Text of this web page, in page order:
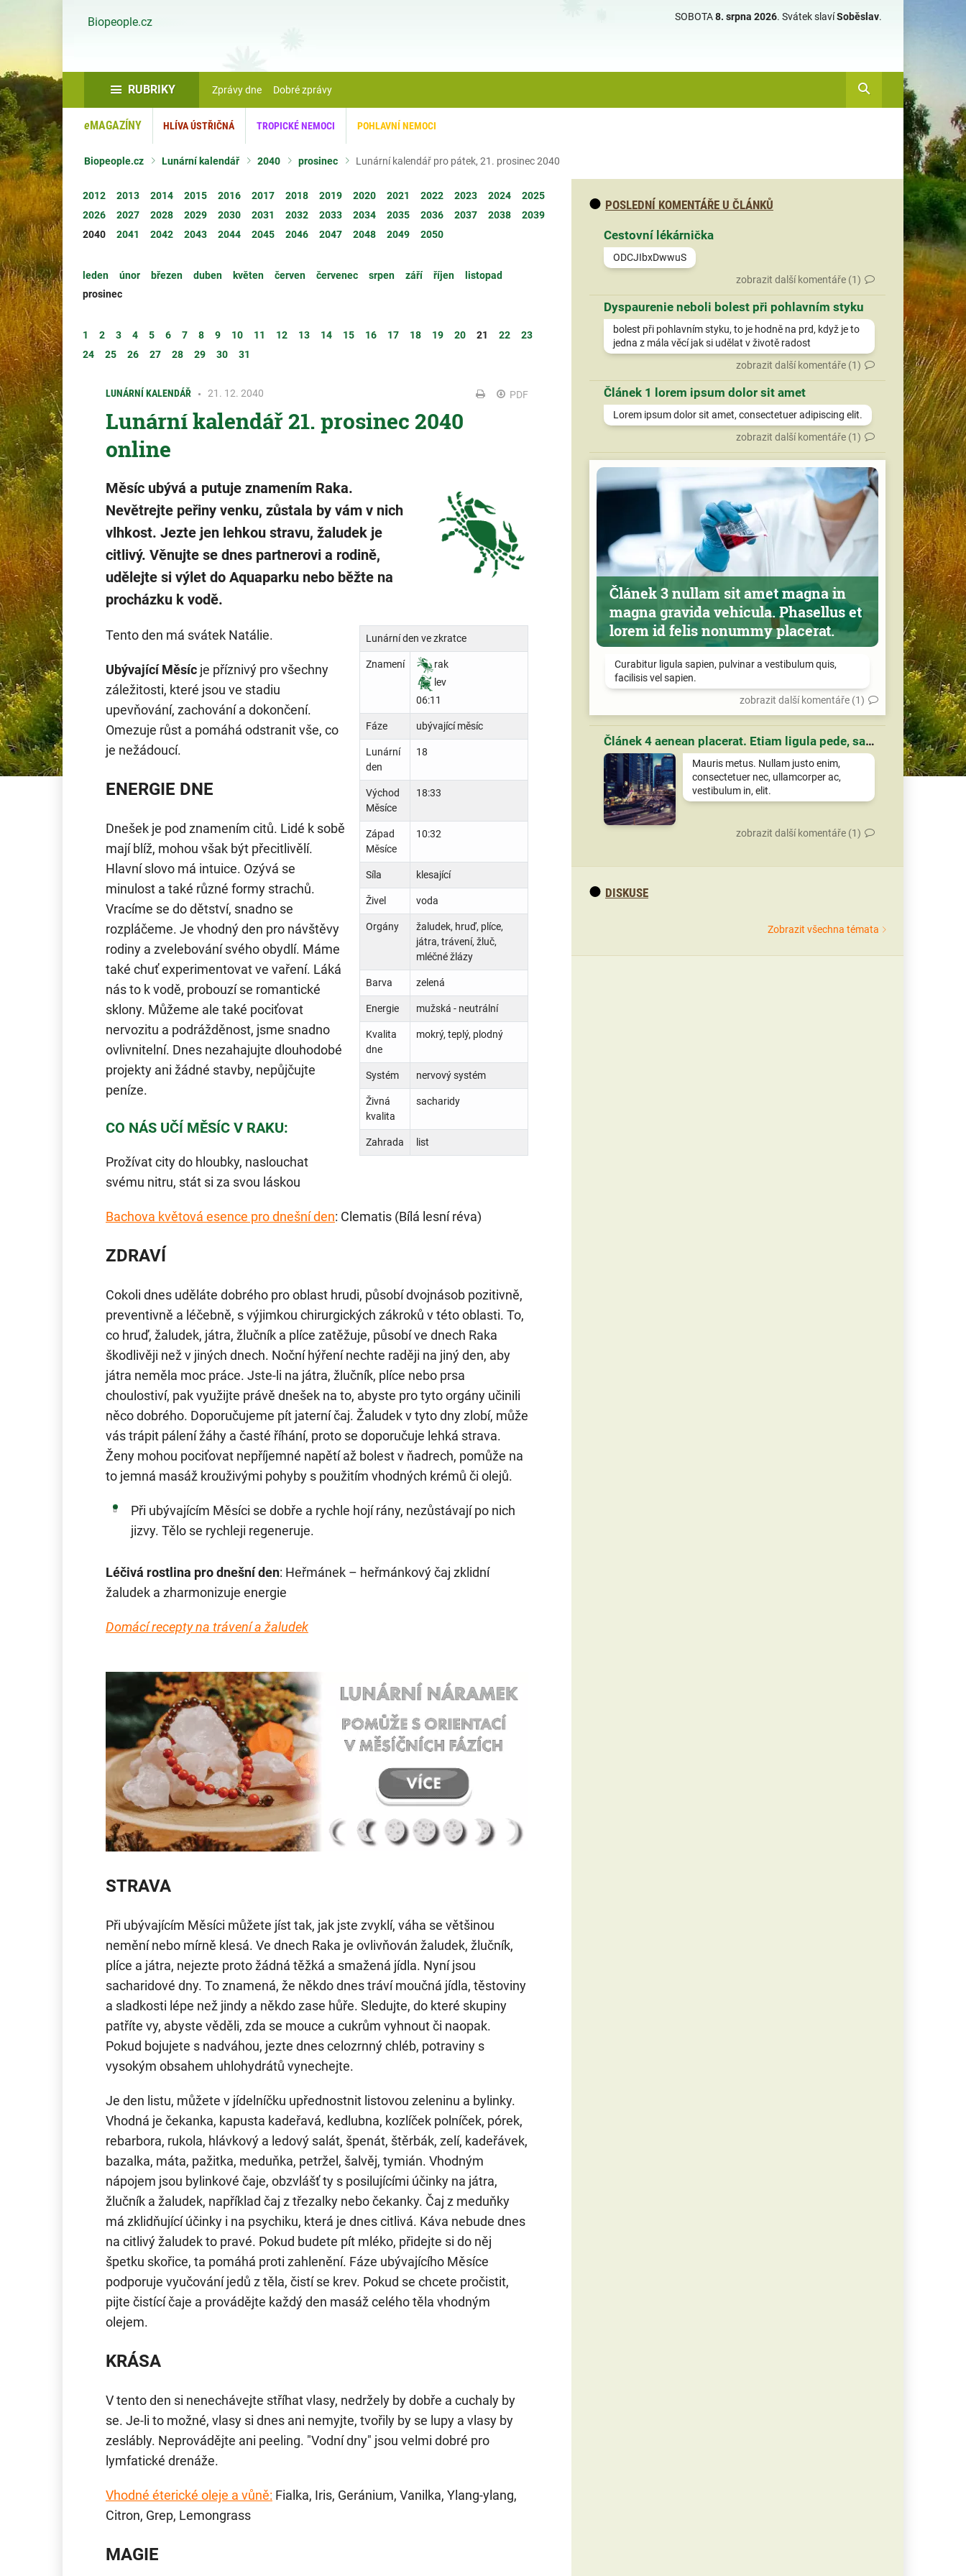
Biopeople.cz SOBOTA8. srpna 2026. Svátek slavíSoběslav.
RUBRIKY Zprávy dne Dobré zprávy
eMAGAZÍNY HLÍVA ÚSTŘIČNÁ TROPICKÉ NEMOCI POHLAVNÍ NEMOCI
Biopeople.cz Lunární kalendář 2040 prosinec Lunární kalendář pro pátek, 21. prosinec 2040
2012 2013 2014 2015 2016 2017 2018 2019 2020 2021 2022 2023 2024
2025
2026
2027 2028 2029 2030 2031 2032 2033 2034 2035 2036 2037 2038
2039
2040
2041 2042 2043 2044 2045 2046 2047 2048 2049 2050
leden únor březen duben květen červen červenec srpen září říjen
listopad
prosinec
1 2 3 4 5 6 7 8 9 10 11 12 13 14 15 16 17 18 19 20 21 22
23
24
25 26 27 28 29 30 31
LUNÁRNÍ KALENDÁŘ 21. 12. 2040 PDF
Lunární kalendář 21. prosinec 2040
online
Měsíc ubývá a putuje znamením Raka.
Nevětrejte peřiny venku, zůstala by vám v nich
vlhkost. Jezte jen lehkou stravu, žaludek je
citlivý. Věnujte se dnes partnerovi a rodině,
udělejte si výlet do Aquaparku nebo běžte na
procházku k vodě.
Tento den má svátek Natálie. Lunární den ve zkratce
Znamení
rak
lev
06:11
Fáze ubývající měsíc
Lunární
den
18
Východ
Měsíce
18:33
Západ
Měsíce
10:32
Síla klesající
Živel voda
Orgány
žaludek, hruď, plíce,
játra, trávení, žluč,
mléčné žlázy
Barva zelená
Energie mužská - neutrální
Kvalita
dne
mokrý, teplý, plodný
Systém nervový systém
Živná
kvalita
sacharidy
Zahrada list
Ubývající Měsíc je příznivý pro všechny
záležitosti, které jsou ve stadiu
upevňování, zachování a dokončení.
Omezuje růst a pomáhá odstranit vše, co
je nežádoucí.
ENERGIE DNE
Dnešek je pod znamením citů. Lidé k sobě
mají blíž, mohou však být přecitlivělí.
Hlavní slovo má intuice. Ozývá se
minulost a také různé formy strachů.
Vracíme se do dětství, snadno se
rozpláčeme. Je vhodný den pro návštěvy
rodiny a zvelebování svého obydlí. Máme
také chuť experimentovat ve vaření. Láká
nás to k vodě, probouzí se romantické
sklony. Můžeme ale také pociťovat
nervozitu a podrážděnost, jsme snadno
ovlivnitelní. Dnes nezahajujte dlouhodobé
projekty ani žádné stavby, nepůjčujte
peníze.
CO NÁS UČÍ MĚSÍC V RAKU:
Prožívat city do hloubky, naslouchat
svému nitru, stát si za svou láskou
Bachova květová esence pro dnešní den: Clematis (Bílá lesní réva)
ZDRAVÍ
Cokoli dnes uděláte dobrého pro oblast hrudi, působí dvojnásob pozitivně,
preventivně a léčebně, s výjimkou chirurgických zákroků v této oblasti. To,
co hruď, žaludek, játra, žlučník a plíce zatěžuje, působí ve dnech Raka
škodlivěji než v jiných dnech. Noční hýření nechte raději na jiný den, aby
játra neměla moc práce. Jste-li na játra, žlučník, plíce nebo prsa
choulostiví, pak využijte právě dnešek na to, abyste pro tyto orgány učinili
něco dobrého. Doporučujeme pít jaterní čaj. Žaludek v tyto dny zlobí, může
vás trápit pálení žáhy a časté říhání, proto se doporučuje lehká strava.
Ženy mohou pociťovat nepříjemné napětí až bolest v ňadrech, pomůže na
to jemná masáž krouživými pohyby s použitím vhodných krémů či olejů.
Při ubývajícím Měsíci se dobře a rychle hojí rány, nezůstávají po nich
jizvy. Tělo se rychleji regeneruje.
Léčivá rostlina pro dnešní den: Heřmánek – heřmánkový čaj zklidní
žaludek a zharmonizuje energie
Domácí recepty na trávení a žaludek
STRAVA
Při ubývajícím Měsíci můžete jíst tak, jak jste zvyklí, váha se většinou
nemění nebo mírně klesá. Ve dnech Raka je ovlivňován žaludek, žlučník,
plíce a játra, nejezte proto žádná těžká a smažená jídla. Nyní jsou
sacharidové dny. To znamená, že někdo dnes tráví moučná jídla, těstoviny
a sladkosti lépe než jindy a někdo zase hůře. Sledujte, do které skupiny
patříte vy, abyste věděli, zda se mouce a cukrům vyhnout či naopak.
Pokud bojujete s nadváhou, jezte dnes celozrnný chléb, potraviny s
vysokým obsahem uhlohydrátů vynechejte.
Je den listu, můžete v jídelníčku upřednostnit listovou zeleninu a bylinky.
Vhodná je čekanka, kapusta kadeřavá, kedlubna, kozlíček polníček, pórek,
rebarbora, rukola, hlávkový a ledový salát, špenát, štěrbák, zelí, kadeřávek,
bazalka, máta, pažitka, meduňka, petržel, šalvěj, tymián. Vhodným
nápojem jsou bylinkové čaje, obzvlášť ty s posilujícími účinky na játra,
žlučník a žaludek, například čaj z třezalky nebo čekanky. Čaj z meduňky
má zklidňující účinky i na psychiku, která je dnes citlivá. Káva nebude dnes
na citlivý žaludek to pravé. Pokud budete pít mléko, přidejte si do něj
špetku skořice, ta pomáhá proti zahlenění. Fáze ubývajícího Měsíce
podporuje vyučování jedů z těla, čistí se krev. Pokud se chcete pročistit,
pijte čistící čaje a provádějte každý den masáž celého těla vhodným
olejem.
KRÁSA
V tento den si nenechávejte stříhat vlasy, nedržely by dobře a cuchaly by
se. Je-li to možné, vlasy si dnes ani nemyjte, tvořily by se lupy a vlasy by
zeslábly. Neprovádějte ani peeling. "Vodní dny" jsou velmi dobré pro
lymfatické drenáže.
Vhodné éterické oleje a vůně: Fialka, Iris, Geránium, Vanilka, Ylang-ylang,
Citron, Grep, Lemongrass
MAGIE
POSLEDNÍ KOMENTÁŘE U ČLÁNKŮ
Cestovní lékárnička
ODCJIbxDwwuS
zobrazit další komentáře (1)
Dyspaurenie neboli bolest při pohlavním styku
bolest při pohlavním styku, to je hodně na prd, když je to
jedna z mála věcí jak si udělat v životě radost
zobrazit další komentáře (1)
Článek 1 lorem ipsum dolor sit amet
Lorem ipsum dolor sit amet, consectetuer adipiscing elit.
zobrazit další komentáře (1)
Článek 3 nullam sit amet magna in
magna gravida vehicula. Phasellus et
lorem id felis nonummy placerat.
Curabitur ligula sapien, pulvinar a vestibulum quis,
facilisis vel sapien.
zobrazit další komentáře (1)
Článek 4 aenean placerat. Etiam ligula pede, sagittis quis, interdum ultricies, scelerisque eu.
Mauris metus. Nullam justo enim,
consectetuer nec, ullamcorper ac,
vestibulum in, elit.
zobrazit další komentáře (1)
DISKUSE
Zobrazit všechna témata